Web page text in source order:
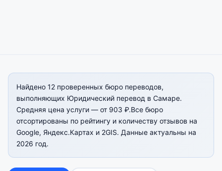
Найдено 12 проверенных бюро переводов,
выполняющих Юридический перевод в Самаре.
Средняя цена услуги — от 903 ₽.Все бюро
отсортированы по рейтингу и количеству отзывов на
Google, Яндекс.Картах и 2GIS. Данные актуальны на
2026 год.